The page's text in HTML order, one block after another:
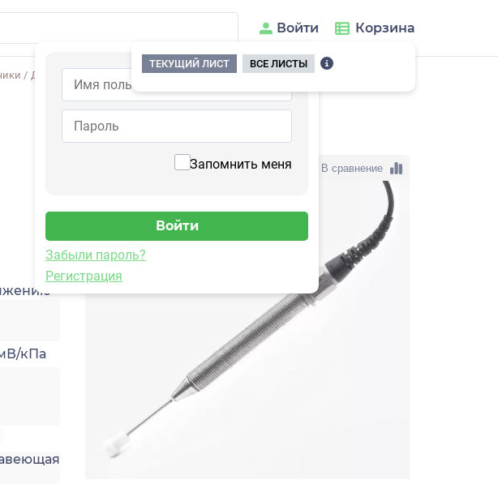
Войти
Запомнить меня
Забыли пароль?
Регистрация
Корзина
ТЕКУЩИЙ ЛИСТ
ВСЕ ЛИСТЫ
/ Динамического давления / 5V120TA-0,02
кПа
В сравнение